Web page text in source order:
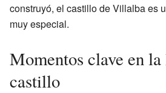
construyó, el castillo de Villalba es
muy especial.
Momentos clave en
castillo